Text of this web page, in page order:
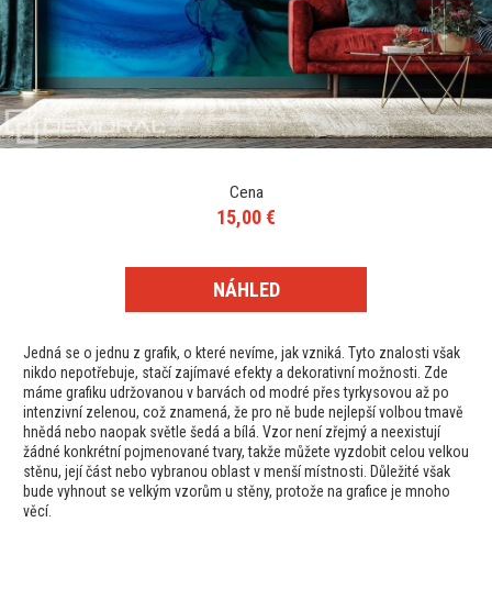
Cena
15,00 €
NÁHLED
Jedná se o jednu z grafik, o které nevíme, jak vzniká. Tyto znalosti však
nikdo nepotřebuje, stačí zajímavé efekty a dekorativní možnosti. Zde
máme grafiku udržovanou v barvách od modré přes tyrkysovou až po
intenzivní zelenou, což znamená, že pro ně bude nejlepší volbou tmavě
hnědá nebo naopak světle šedá a bílá. Vzor není zřejmý a neexistují
žádné konkrétní pojmenované tvary, takže můžete vyzdobit celou velkou
stěnu, její část nebo vybranou oblast v menší místnosti. Důležité však
bude vyhnout se velkým vzorům u stěny, protože na grafice je mnoho
věcí.